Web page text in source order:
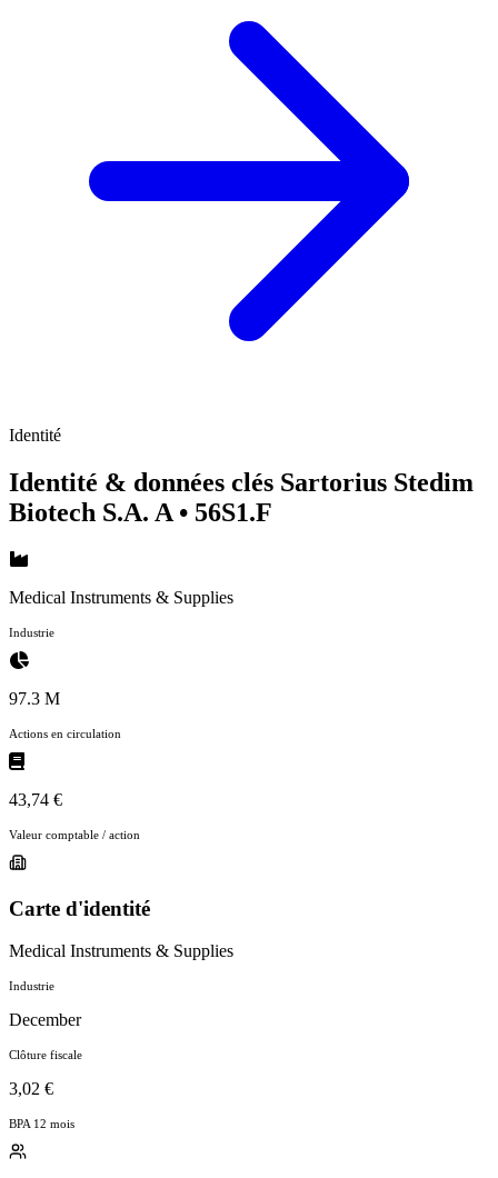
Identité
Identité & données clés Sartorius Stedim
Biotech S.A. A • 56S1.F
Medical Instruments & Supplies
Industrie
97.3 M
Actions en circulation
43,74 €
Valeur comptable / action
Carte d'identité
Medical Instruments & Supplies
Industrie
December
Clôture fiscale
3,02 €
BPA 12 mois